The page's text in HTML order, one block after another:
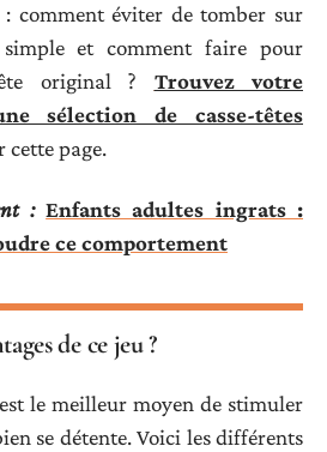
comment éviter de tomber sur
et comment faire pour
original ? Trouvez votre
sélection de casse-têtes
cette page.
: Enfants adultes ingrats :
ce comportement
de ce jeu ?
le meilleur moyen de stimuler
se détente. Voici les différents